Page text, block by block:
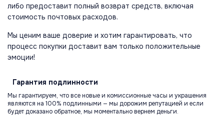
либо предоставит полный возврат средств, включая
стоимость почтовых расходов.
Мы ценим ваше доверие и хотим гарантировать, что
процесс покупки доставит вам только положительные
эмоции!
Гарантия подлинности
Мы гарантируем, что все новые и комиссионные часы и украшения
являются на 100% подлинными — мы дорожим репутацией и если
будет доказано обратное, мы моментально вернем деньги.